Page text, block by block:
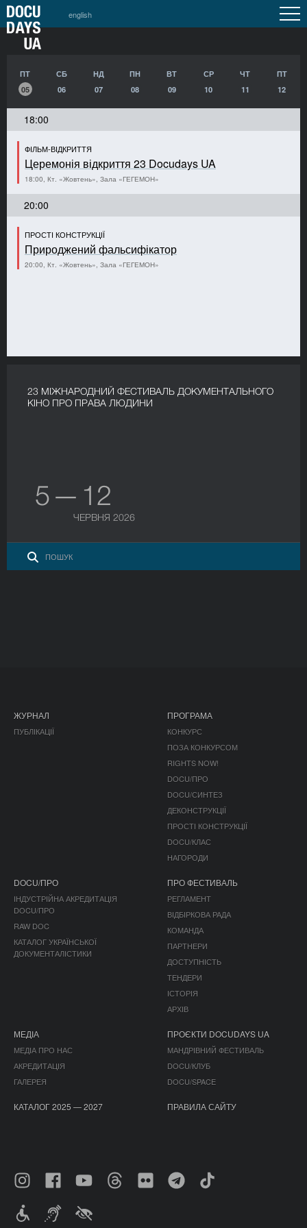
english
ПТ
05
СБ
06
НД
07
ПН
08
ВТ
09
СР
10
ЧТ
11
ПТ
12
18:00
ФІЛЬМ-ВІДКРИТТЯ
Церемонія відкриття 23 Docudays UA
18:00, Кт. «Жовтень», Зала «ГЕГЕМОН»
20:00
ПРОСТІ КОНСТРУКЦІЇ
Природжений фальсифікатор
20:00, Кт. «Жовтень», Зала «ГЕГЕМОН»
23 МІЖНАРОДНИЙ ФЕСТИВАЛЬ ДОКУМЕНТАЛЬНОГО
КІНО ПРО ПРАВА ЛЮДИНИ
5 — 12
ЧЕРВНЯ 2026
ЖУРНАЛ
ПУБЛІКАЦІЇ
ПРОГРАМА
КОНКУРС
ПОЗА КОНКУРСОМ
RIGHTS NOW!
DOCU/ПРО
DOCU/СИНТЕЗ
ДЕКОНСТРУКЦІЇ
ПРОСТІ КОНСТРУКЦІЇ
DOCU/КЛАС
НАГОРОДИ
DOCU/ПРО
ІНДУСТРІЙНА АКРЕДИТАЦІЯ
DOCU/ПРО
RAW DOC
КАТАЛОГ УКРАЇНСЬКОЇ
ДОКУМЕНТАЛІСТИКИ
ПРО ФЕСТИВАЛЬ
РЕГЛАМЕНТ
ВІДБІРКОВА РАДА
КОМАНДА
ПАРТНЕРИ
ДОСТУПНІСТЬ
ТЕНДЕРИ
ІСТОРІЯ
АРХІВ
МЕДІА
МЕДІА ПРО НАС
АКРЕДИТАЦІЯ
ГАЛЕРЕЯ
ПРОЄКТИ DOCUDAYS UA
МАНДРІВНИЙ ФЕСТИВАЛЬ
DOCU/КЛУБ
DOCU/SPACE
КАТАЛОГ 2025 — 2027 ПРАВИЛА САЙТУ